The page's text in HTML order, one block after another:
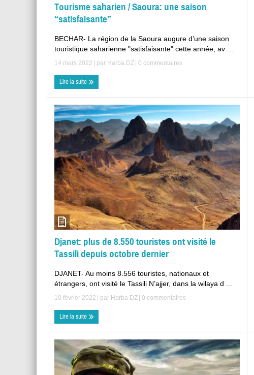
Tourisme saharien / Saoura: une saison
“satisfaisante”
BECHAR- La région de la Saoura augure d’une saison
touristique saharienne "satisfaisante" cette année, av ...
14 mars 2022 | par Harba DZ 0 commentaires
Lire la suite
Djanet: plus de 8.550 touristes ont visité le
Tassili depuis octobre dernier
DJANET- Au moins 8.556 touristes, nationaux et
étrangers, ont visité le Tassili N’ajjer, dans la wilaya d ...
10 février 2022 | par Harba DZ | 0 commentaires
Lire la suite